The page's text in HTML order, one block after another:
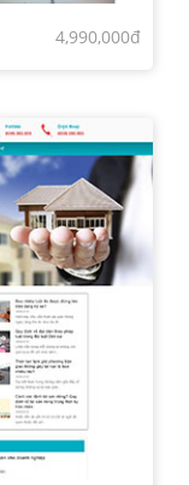
4,990,000đ